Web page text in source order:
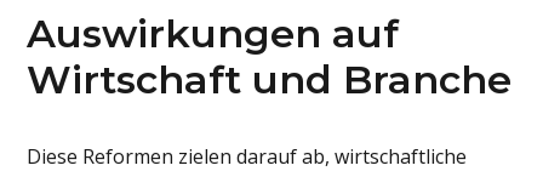
Auswirkungen auf
Wirtschaft und Branche
Diese Reformen zielen darauf ab, wirtschaftliche